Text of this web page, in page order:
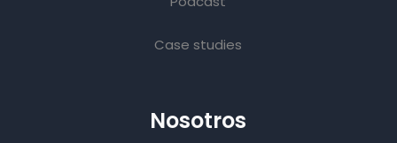
Case studies
Nosotros